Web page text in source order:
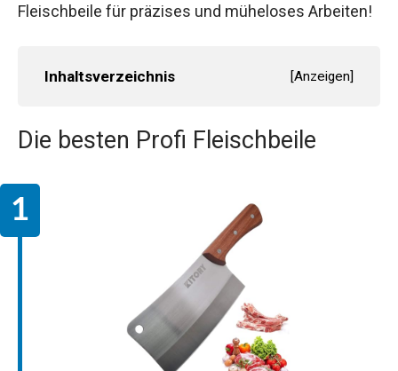
Fleischbeile für präzises und müheloses Arbeiten!
Inhaltsverzeichnis [Anzeigen]
Die besten Profi Fleischbeile